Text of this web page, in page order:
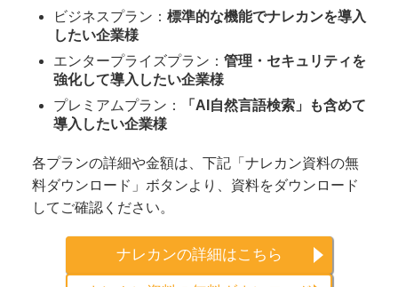
ビジネスプラン： 標準的な機能でナレカンを導入
したい企業様
エンタープライズプラン： 管理・セキュリティを
強化して導入したい企業様
プレミアムプラン：
「AI自然言語検索」も含めて
導入したい企業様
各プランの詳細や金額は、下記「ナレカン資料の無
料ダウンロード」ボタンより、資料をダウンロード
してご確認ください。
ナレカンの詳細はこちら